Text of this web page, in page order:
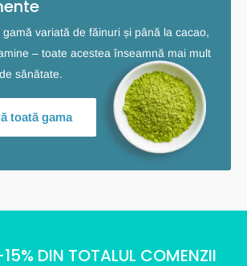
variată de făinuri și până la cacao,
– toate acestea înseamnă mai mult
sănătate.
toată gama
DIN TOTALUL COMENZII